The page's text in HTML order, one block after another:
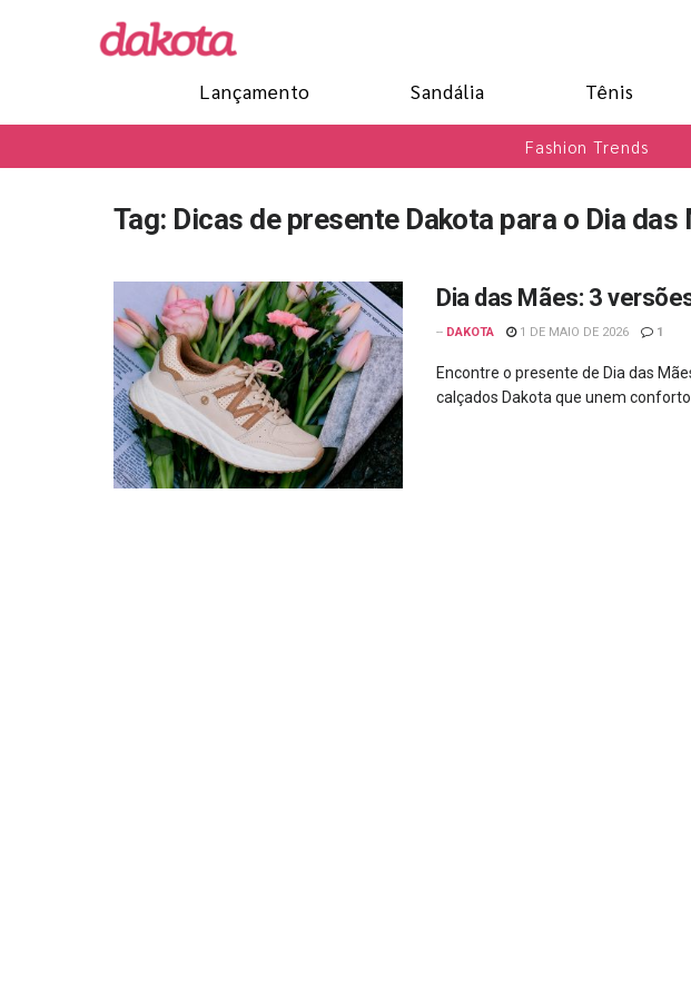
Lançamento Sandália Tênis
Fashion Trends
Tag: Dicas de presente Dakota para o Dia das
Dia das Mães: 3
-- DAKOTA 1 DE MAIO DE 2026 1
Encontre o presente de Dia das
calçados Dakota que unem